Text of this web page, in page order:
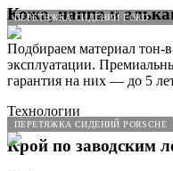
ПЕРЕТЯЖКА СИДЕНИЙ FORD
ПЕРЕТЯЖКА СИДЕНИЙ PORSCHE
Кожа, наппа и
Подбираем материал тон-
эксплуатации.
гарантия на них — до 5
Технологии
Крой по заводским